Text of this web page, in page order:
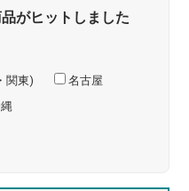
がヒットしました
関東)
名古屋